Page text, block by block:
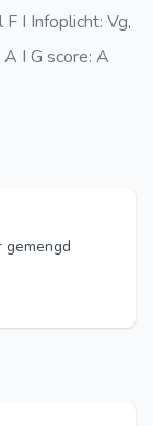
I Infoplicht: Vg,
I G score: A
gemengd